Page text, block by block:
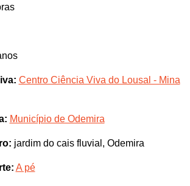
Centro Ciência Viva do Lousal - Mina
Município de Odemira
jardim do cais fluvial, Odemira
A pé